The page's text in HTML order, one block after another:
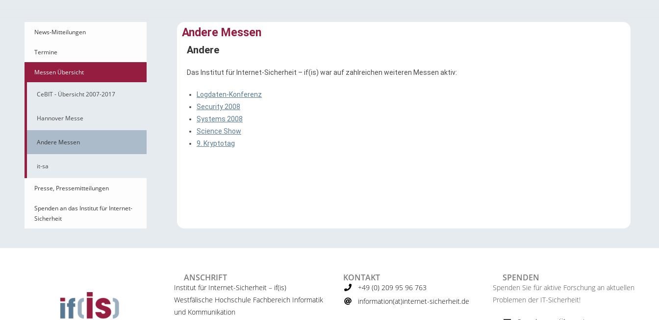
News-Mitteilungen
Termine
Messen Übersicht
CeBIT - Übersicht 2007-2017
Hannover Messe
Andere Messen
it-sa
Presse, Pressemitteilungen
Spenden an das Institut für Internet-
Sicherheit
Andere Messen
Andere
Das Institut für Internet-Sicherheit – if(is) war auf zahlreichen weiteren Messen aktiv:
Logdaten-Konferenz
Security 2008
Systems 2008
Science Show
9. Kryptotag
ANSCHRIFT
Institut für Internet-Sicherheit – if(is)
Westfälische Hochschule Fachbereich Informatik
und Kommunikation
KONTAKT
+49 (0) 209 95 96 763
information(at)internet-sicherheit.de ​
SPENDEN
Spenden Sie für aktive Forschung an aktuellen
Problemen der IT-Sicherheit!​